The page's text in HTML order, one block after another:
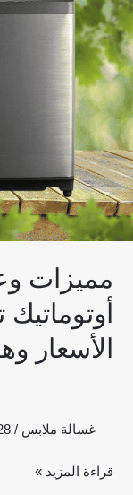
مميزات
الأسعار
غسالة ملابس /
28
وعيوب
غسالة
فوق
أوتوماتيك
توشيبا
10
كجم
2025:
الأسعار
وهل
قراءة المزيد »